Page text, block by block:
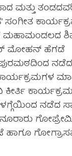
ಮತ್ತು
ಸಂಗೀತ
ಮಹಾಮಂಡಲದ
ಮೋಹನ್ ಹೆಗಡೆ
ನಡೆದ
ಕೀರ್ತಿ
ನಡೆದ